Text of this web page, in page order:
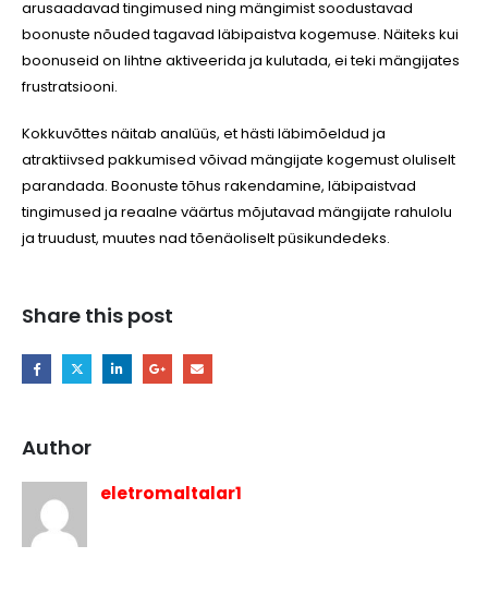
arusaadavad tingimused ning mängimist soodustavad
boonuste nõuded tagavad läbipaistva kogemuse. Näiteks kui
boonuseid on lihtne aktiveerida ja kulutada, ei teki mängijates
frustratsiooni.
Kokkuvõttes näitab analüüs, et hästi läbimõeldud ja
atraktiivsed pakkumised võivad mängijate kogemust oluliselt
parandada. Boonuste tõhus rakendamine, läbipaistvad
tingimused ja reaalne väärtus mõjutavad mängijate rahulolu
ja truudust, muutes nad tõenäoliselt püsikundedeks.
Share this post
Author
eletromaltalar1